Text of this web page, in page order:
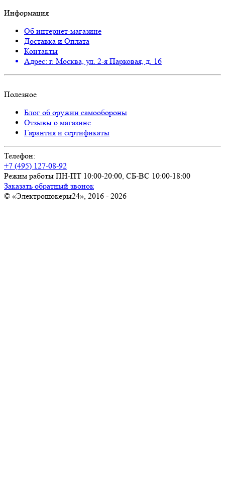
Информация
Об интернет-магазине
Доставка и Оплата
Контакты
Адрес: г. Москва, ул. 2-я Парковая, д. 16
Полезное
Блог об оружии самообороны
Отзывы о магазине
Гарантия и сертификаты
Телефон:
+7 (495) 127-08-92
Режим работы ПН-ПТ 10:00-20:00, СБ-ВС 10:00-18:00
Заказать обратный звонок
© «Электрошокеры24», 2016 - 2026